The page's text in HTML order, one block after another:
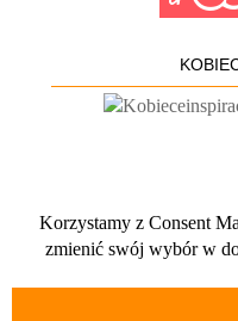
Korzystamy z Consent
zmienić swój wybór w